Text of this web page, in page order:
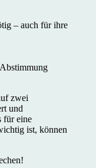
– auch für ihre
zwei
und
für eine
ist, können